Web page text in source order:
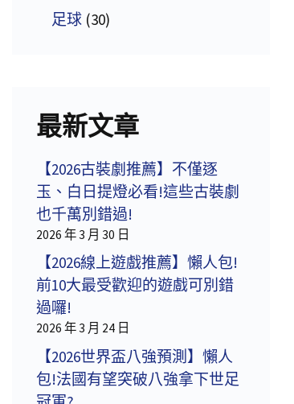
足球 (30)
最新文章
【2026古裝劇推薦】不僅逐
玉、白日提燈必看!這些古裝劇
也千萬別錯過!
2026 年 3 月 30 日
【2026線上遊戲推薦】懶人包!
前10大最受歡迎的遊戲可別錯
過囉!
2026 年 3 月 24 日
【2026世界盃八強預測】懶人
包!法國有望突破八強拿下世足